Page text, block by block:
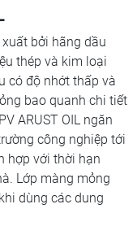
bởi hãng dầu
thép và kim loại
có độ nhớt thấp và
bao quanh chi tiết
ARUST OIL ngăn
công nghiệp tới
hợp với thời hạn
Lớp màng mỏng
dùng các dung